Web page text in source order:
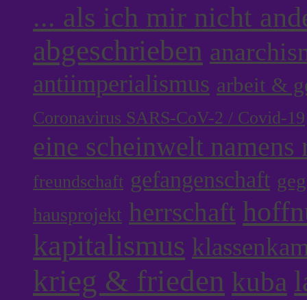
... als ich mir nicht
abgeschrieben
antiimperialismus arbeit &
Coronavirus SARS-CoV-2 / Covid-19
eine scheinwelt namens
freundschaft gefangenschaft
hausprojekt herrschaft
kapitalismus
krieg & frieden kuba